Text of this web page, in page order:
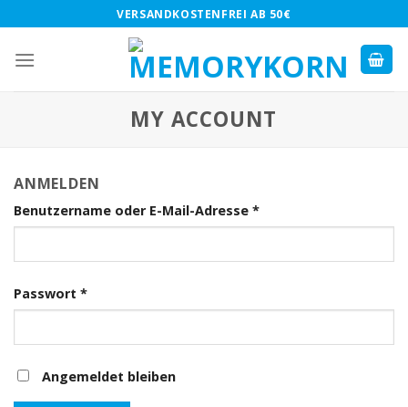
to
content
VERSANDKOSTENFREI AB 50€
MY ACCOUNT
ANMELDEN
Benutzername oder E-Mail-Adresse *
Passwort *
Angemeldet bleiben